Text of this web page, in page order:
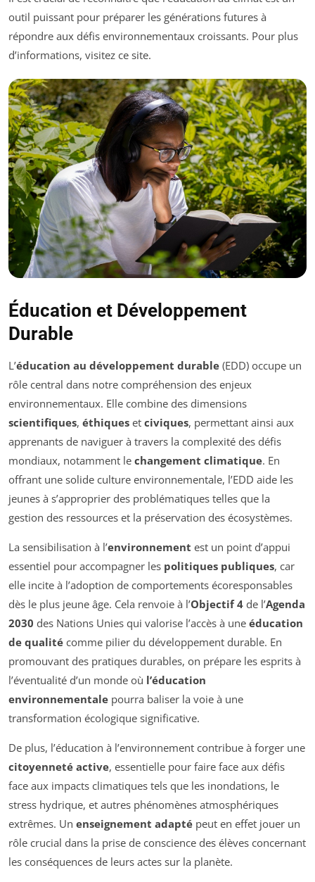
outil puissant pour préparer les générations futures à
répondre aux défis environnementaux croissants. Pour plus
d’informations, visitez ce site.
Éducation et Développement
Durable
L’éducation au développement durable (EDD) occupe un
rôle central dans notre compréhension des enjeux
environnementaux. Elle combine des dimensions
scientifiques, éthiques et civiques, permettant ainsi aux
apprenants de naviguer à travers la complexité des défis
mondiaux, notamment le changement climatique. En
offrant une solide culture environnementale, l’EDD aide les
jeunes à s’approprier des problématiques telles que la
gestion des ressources et la préservation des écosystèmes.
La sensibilisation à l’environnement est un point d’appui
essentiel pour accompagner les politiques publiques, car
elle incite à l’adoption de comportements écoresponsables
dès le plus jeune âge. Cela renvoie à l’Objectif 4 de l’Agenda
2030 des Nations Unies qui valorise l’accès à une éducation
de qualité comme pilier du développement durable. En
promouvant des pratiques durables, on prépare les esprits à
l’éventualité d’un monde où l’éducation
environnementale pourra baliser la voie à une
transformation écologique significative.
De plus, l’éducation à l’environnement contribue à forger une
citoyenneté active, essentielle pour faire face aux défis
face aux impacts climatiques tels que les inondations, le
stress hydrique, et autres phénomènes atmosphériques
extrêmes. Un enseignement adapté peut en effet jouer un
rôle crucial dans la prise de conscience des élèves concernant
les conséquences de leurs actes sur la planète.